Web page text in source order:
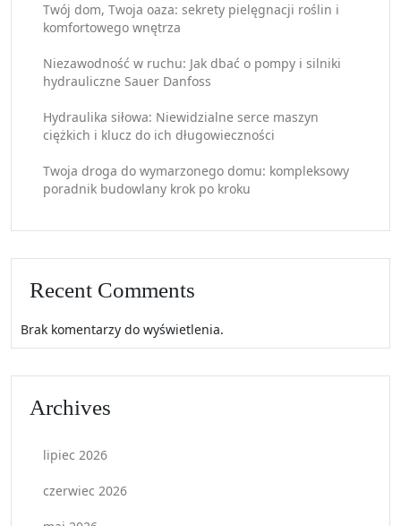
Twój dom, Twoja oaza: sekrety pielęgnacji roślin i
komfortowego wnętrza
Niezawodność w ruchu: Jak dbać o pompy i silniki
hydrauliczne Sauer Danfoss
Hydraulika siłowa: Niewidzialne serce maszyn
ciężkich i klucz do ich długowieczności
Twoja droga do wymarzonego domu: kompleksowy
poradnik budowlany krok po kroku
Recent Comments
Brak komentarzy do wyświetlenia.
Archives
lipiec 2026
czerwiec 2026